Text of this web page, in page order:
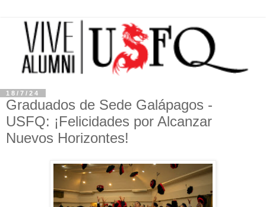
18/7/24
Graduados de Sede Galápagos -
USFQ: ¡Felicidades por Alcanzar
Nuevos Horizontes!